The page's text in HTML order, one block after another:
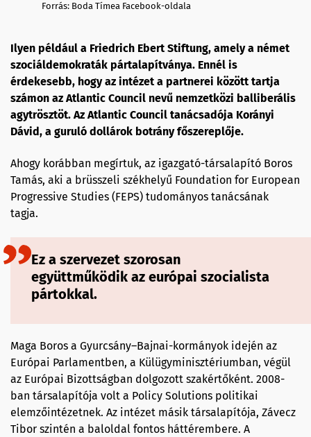
Forrás: Boda Tímea Facebook-oldala
Ilyen például a Friedrich Ebert Stiftung, amely a német
szociáldemokraták pártalapítványa. Ennél is
érdekesebb, hogy az intézet a partnerei között tartja
számon az Atlantic Council nevű nemzetközi balliberális
agytrösztöt. Az Atlantic Council tanácsadója Korányi
Dávid, a guruló dollárok botrány főszereplője.
Ahogy korábban megírtuk, az igazgató-társalapító Boros
Tamás, aki a brüsszeli székhelyű Foundation for European
Progressive Studies (FEPS) tudományos tanácsának
tagja.
Ez a szervezet szorosan
együttműködik az európai szocialista
pártokkal.
Maga Boros a Gyurcsány–Bajnai-kormányok idején az
Európai Parlamentben, a Külügyminisztériumban, végül
az Európai Bizottságban dolgozott szakértőként. 2008-
ban társalapítója volt a Policy Solutions politikai
elemzőintézetnek. Az intézet másik társalapítója, Závecz
Tibor szintén a baloldal fontos háttérembere. A